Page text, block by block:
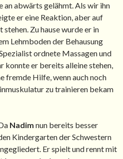
an abwärts gelähmt. Als wir ihn
er eine Reaktion, aber auf
Zu hause wurde er in
Lehmboden der Behausung
ordnete Massagen und
konnte er bereits alleine stehen,
fremde Hilfe, wenn auch noch
zu trainieren bekam
Nadim nun bereits besser
Kindergarten der Schwestern
Er spielt und rennt mit